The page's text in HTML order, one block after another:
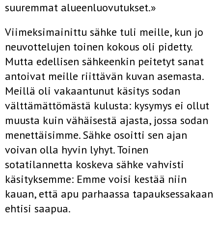
suuremmat alueenluovutukset.»
Viimeksimainittu sähke tuli meille, kun jo
neuvottelujen toinen ko­kous oli pidetty.
Mutta edellisen sähkeenkin peitetyt sanat
antoivat meille riittävän kuvan asemasta.
Meillä oli vakaantunut käsitys sodan
välttämättömästä kulusta: kysymys ei ollut
muusta kuin vähäisestä ajasta, jossa sodan
menettäisimme. Sähke osoitti sen ajan
voivan olla hyvin lyhyt. Toinen
sotatilannetta koskeva sähke vahvisti
käsityk­semme: Emme voisi kestää niin
kauan, että apu parhaassa tapaukses­sakaan
ehtisi saapua.